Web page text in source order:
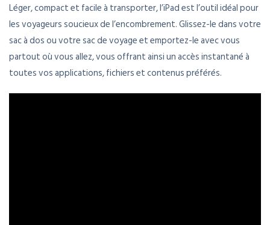
Léger, compact et facile à transporter, l’iPad est l’outil idéal pour
les voyageurs soucieux de l’encombrement. Glissez-le dans votre
sac à dos ou votre sac de voyage et emportez-le avec vous
partout où vous allez, vous offrant ainsi un accès instantané à
toutes vos applications, fichiers et contenus préférés.